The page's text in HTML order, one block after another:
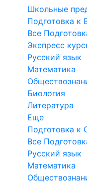
Школьные
Подготовка к
Все
Экспресс
Русский язык
Математика
Биология
Литература
Еще
Подготовка к
Все
Русский язык
Математика